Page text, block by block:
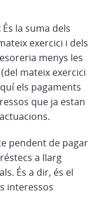
És la suma dels
exercici i dels
menys les
mateix exercici
els pagaments
que ja estan
pendent de pagar
a llarg
És a dir, és el
interessos